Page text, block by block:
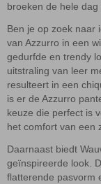
broeken de hele
Ben je op zoek naar
van Azzurro in een
gedurfde en trendy
uitstraling van leer
resulteert in een
is er de Azzurro
keuze die perfect is
het comfort van een
Daarnaast biedt
geïnspireerde look.
flatterende pasvorm